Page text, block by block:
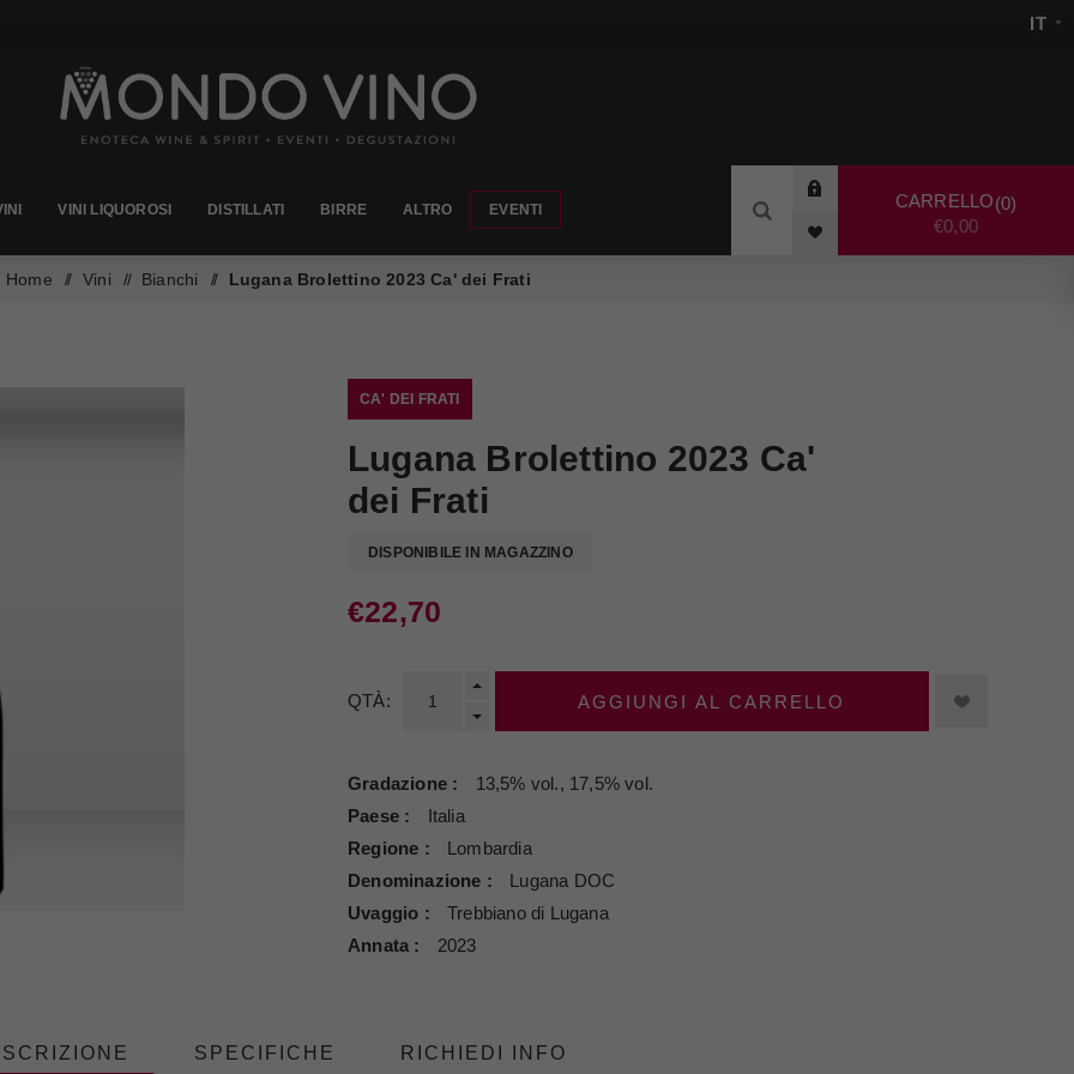
VINI LIQUOROSI DISTILLATI BIRRE ALTRO EVENTI CARRELLO 0
€0,00
Home / Vini / Bianchi / Lugana Brolettino 2023 Ca' dei Frati
CA' DEI FRATI
Lugana Brolettino 2023 Ca'
dei Frati
DISPONIBILE IN MAGAZZINO
€22,70
QTÀ: AGGIUNGI AL CARRELLO
Gradazione
13,5% vol., 17,5% vol.
Paese
Italia
Regione
Lombardia
Denominazione
Lugana DOC
Uvaggio
Trebbiano di Lugana
Annata
2023
SPECIFICHE RICHIEDI INFO